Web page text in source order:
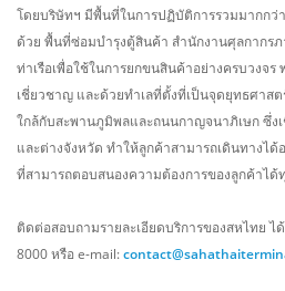
โดยบริษัทฯ มีพื้นที่ในการปฏิบัติการรวมมากกว่
ด้วย พื้นที่ซ่อมบำรุงตู้สินค้า สำนักงานศุลกากรภ
ท่าเรือเพื่อใช้ในการยกขนสินค้าอย่างครบวงจ
เชี่ยวชาญ และด้วยทำเลที่ตั้งที่เป็นจุดยุทธศาส
ใกล้กับสะพานภูมิพลและถนนกาญจนาภิเษก ซึ่ง
และต่างจังหวัด ทำให้ลูกค้าสามารถเดินทางได้
ที่สามารถตอบสนองความต้องการของลูกค้าได้
ติดต่อสอบถามรายละเอียดบริการของสหไทย ไ
8000 หรือ e-mail: